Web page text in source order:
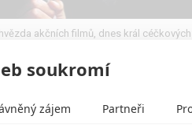
akčních filmů, dnes král céčkových
zvláštní velvyslanec Ruska.
soukromí
zájem Partneři